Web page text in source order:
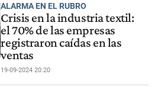
ALARMA EN EL RUBRO
Crisis en la industria textil:
el 70% de las empresas
registraron caídas en las
ventas
19-09-2024 20:20